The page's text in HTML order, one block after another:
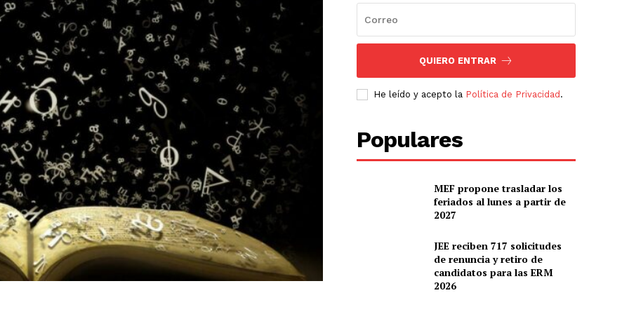
QUIERO ENTRAR
He leído y acepto la Política de Privacidad .
Populares
MEF propone trasladar los
feriados al lunes a partir de
2027
JEE reciben 717 solicitudes
de renuncia y retiro de
candidatos para las ERM
2026